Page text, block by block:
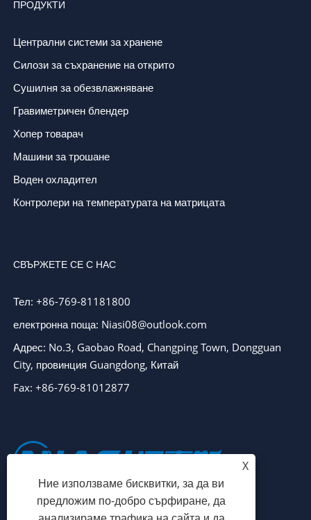
ПРОДУКТИ
Централни системи за хранене
Силози за съхранение на открито
Сушилня за обезвлажняване
Гравиметричен блендер
Хопер товарач
Машини за трошане
Воден охладител
Контролери на температурата на матрицата
СВЪРЖЕТЕ СЕ С НАС
Тел: +86-769-81181800
електронна поща: Niasi08@outlook.com
Адрес: No.3, Gaobao Road, Changping Town, Dongguan
City, провинция Guangdong, Китай
Fax: +86-769-81012877
X
Ние използваме бисквитки, за да ви
предложим по-добро сърфиране, да